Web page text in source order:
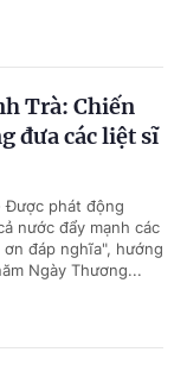
Trà: Chiến
đưa các liệt sĩ
Được phát động
nước đẩy mạnh các
đáp nghĩa", hướng
Ngày Thương...